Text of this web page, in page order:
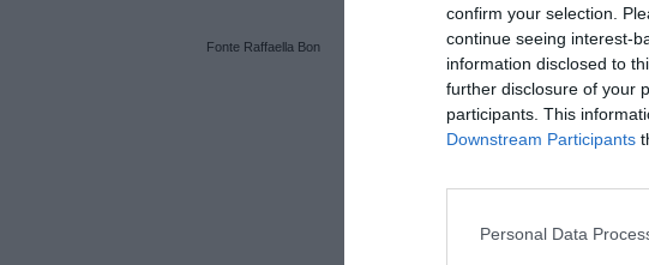
confirm your selection.
continue seeing interest-
information disclosed to
further disclosure of your
participants. This
Downstream Participants
Personal Data
Fonte Raffaella Bon